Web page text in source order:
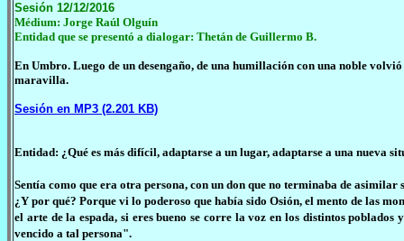
Sesión 12/12/2016
Médium: Jorge Raúl Olguín
Entidad que se presentó a dialogar: Thetán de Guillermo B.
En Umbro. Luego de un desengaño, de una humillación con una noble
maravilla.
Sesión en MP3 (2.201 KB)
Entidad: ¿Qué es más difícil, adaptarse a un lugar, adaptarse a una nueva
Sentía como que era otra persona, con un don que no terminaba de
¿Y por qué? Porque vi lo poderoso que había sido Osión, el mento de las
el arte de la espada, si eres bueno se corre la voz en los distintos
vencido a tal persona".